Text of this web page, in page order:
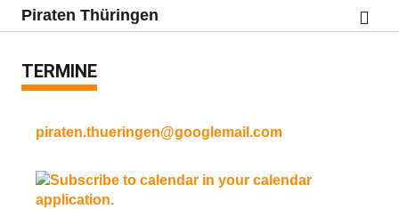
Piraten Thüringen
TERMINE
piraten.thueringen@googlemail.com